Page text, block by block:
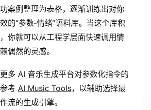
案例整理为表格，逐渐训练出对你
的“参数‑情绪”语料库。当这个库积
你就可以从工程学层面快速调用情
偶然的灵感。
多 AI 音乐生成平台对参数化指令的
考 AI Music Tools，以辅助选择最
流的生成引擎。